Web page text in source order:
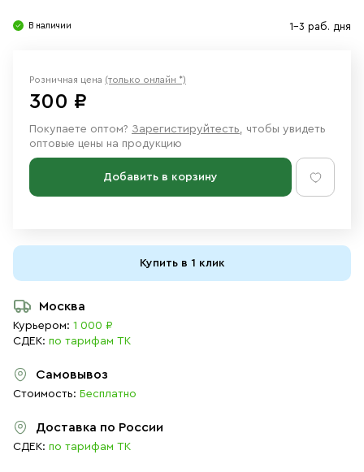
В наличии 1-3 раб. дня
Розничная цена (только онлайн *)
300 ₽
Покупаете оптом? Зарегистируйтесть, чтобы увидеть
оптовые цены на продукцию
Добавить в корзину
Купить в 1 клик
Москва
Курьером: 1 000 ₽
СДЕК: по тарифам ТК
Самовывоз
Стоимость: Бесплатно
Доставка по России
СДЕК: по тарифам ТК